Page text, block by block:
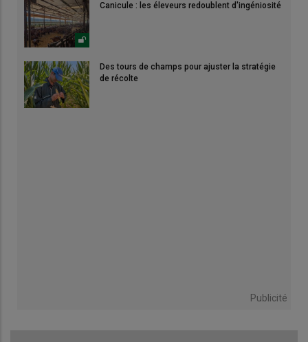
Canicule : les éleveurs redoublent d'ingéniosité
Des tours de champs pour ajuster la stratégie
de récolte
Publicité